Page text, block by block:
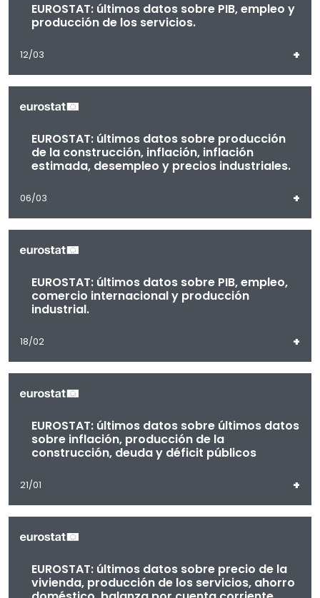
EUROSTAT: últimos datos sobre PIB, empleo y
producción de los servicios.
12/03 +
EUROSTAT: últimos datos sobre producción
de la construcción, inflación, inflación
estimada, desempleo y precios industriales.
06/03 +
EUROSTAT: últimos datos sobre PIB, empleo,
comercio internacional y producción
industrial.
18/02 +
EUROSTAT: últimos datos sobre últimos datos
sobre inflación, producción de la
construcción, deuda y déficit públicos
21/01 +
EUROSTAT: últimos datos sobre precio de la
vivienda, producción de los servicios, ahorro